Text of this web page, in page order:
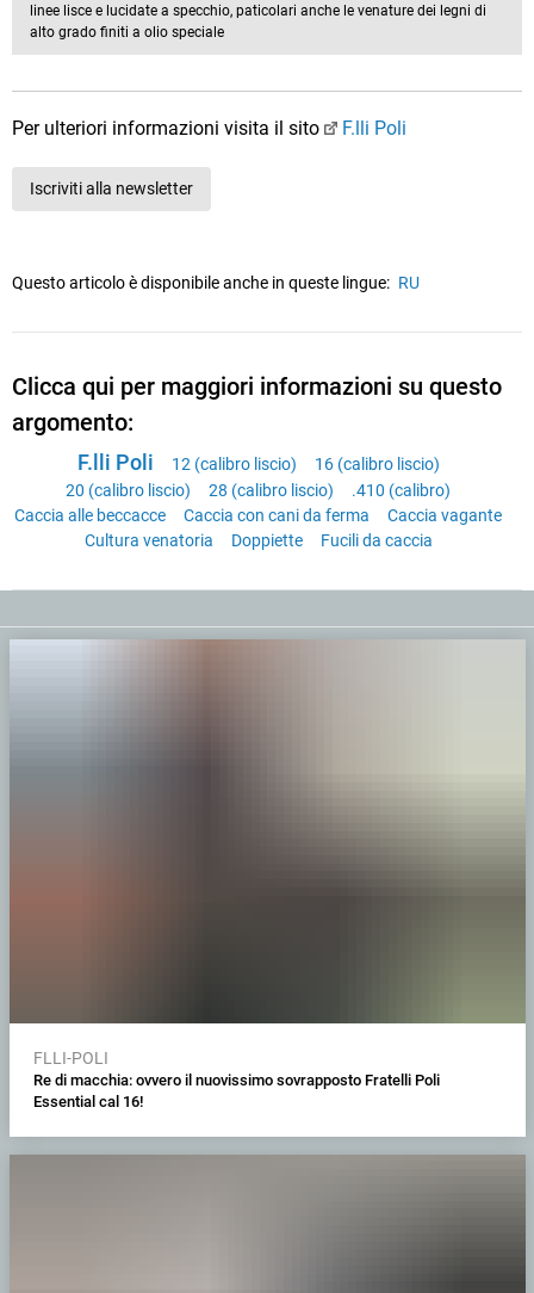
linee lisce e lucidate a specchio, paticolari anche le venature dei legni di
alto grado finiti a olio speciale
Per ulteriori informazioni visita il sito F.lli Poli
Iscriviti alla newsletter
Questo articolo è disponibile anche in queste lingue: RU
Clicca qui per maggiori informazioni su questo
argomento:
F.lli Poli 12 (calibro liscio)
16 (calibro liscio)
20 (calibro liscio)
28 (calibro liscio)
.410 (calibro)
Caccia alle beccacce
Caccia con cani da ferma
Caccia vagante
Cultura venatoria
Doppiette Fucili da caccia
FLLI-POLI
Re di macchia: ovvero il nuovissimo sovrapposto Fratelli Poli
Essential cal 16!